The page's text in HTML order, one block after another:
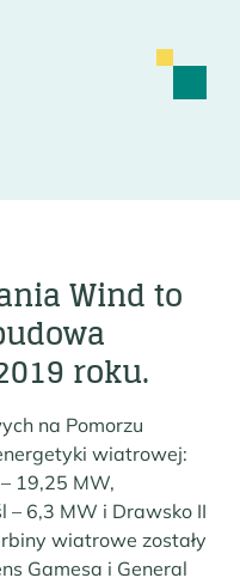
Wind to
roku.
na Pomorzu
wiatrowej:
19,25 MW,
– 6,3 MW i Drawsko II
wiatrowe zostały
Gamesa i General